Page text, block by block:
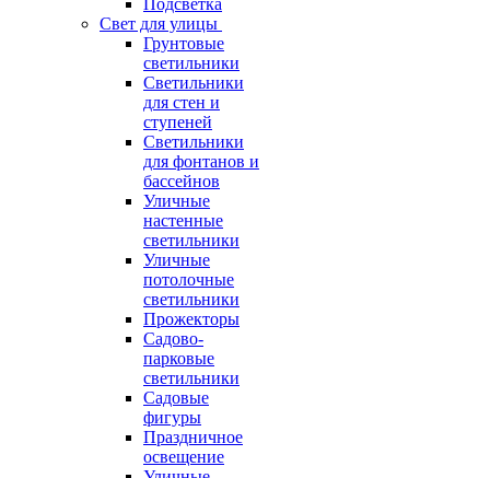
Подсветка
Свет для улицы
Грунтовые
светильники
Светильники
для стен и
ступеней
Светильники
для фонтанов и
бассейнов
Уличные
настенные
светильники
Уличные
потолочные
светильники
Прожекторы
Садово-
парковые
светильники
Садовые
фигуры
Праздничное
освещение